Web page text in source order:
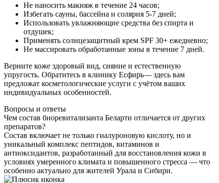
Не наносить макияж в течение 24 часов;
Избегать сауны, бассейна и солярия 5-7 дней;
Использовать увлажняющие средства без спирта и
отдушек;
Применять солнцезащитный крем SPF 30+ ежедневно;
Не массировать обработанные зоны в течение 7 дней.
Верните коже здоровый вид, сияние и естественную
упругость. Обратитесь в клинику Есфирь— здесь вам
предложат косметологические услуги с учётом ваших
индивидуальных особенностей.
Вопросы и ответы
Чем состав биоревитализанта Беларти отличается от других
препаратов?
Состав включает не только гиалуроновую кислоту, но и
уникальный комплекс пептидов, витаминов и
антиоксидантов, разработанный для восстановления кожи в
условиях умеренного климата и повышенного стресса — что
особенно актуально для жителей Урала и Сибири.